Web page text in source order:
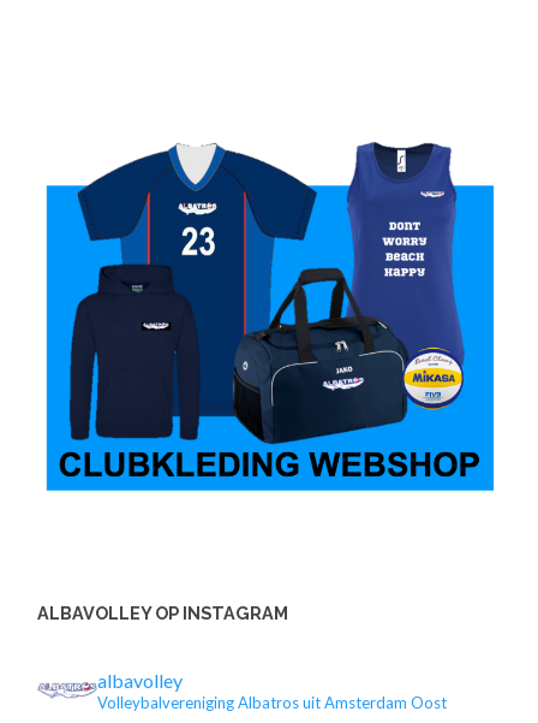
ALBAVOLLEY OP INSTAGRAM
albavolley
Volleybalvereniging Albatros uit Amsterdam Oost